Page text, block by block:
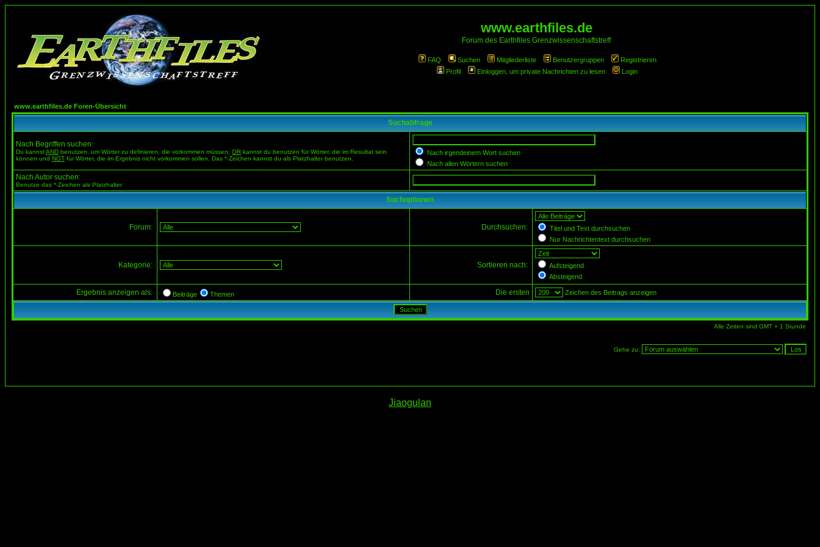
www.earthfiles.de
Forum des Earthfiles Grenzwissenschaftstreff
FAQ Suchen Mitgliederliste Benutzergruppen
Registrieren
Profil
Einloggen, um private Nachrichten zu lesen Login
www.earthfiles.de Foren-Übersicht
Suchabfrage
Nach Begriffen suchen:
Du kannstAND benutzen, um Wörter zu definieren, die vorkommen müssen; OR kannst du benutzen für Wörter, die im Resultat sein
können und NOT für Wörter, die im Ergebnis nicht vorkommen sollen. Das *-Zeichen kannst du als Platzhalter benutzen.
Nach irgendeinem Wort suchen
Nach allen Wörtern suchen
Nach Autor suchen:
Benutze das *-Zeichen als Platzhalter
Suchoptionen
Forum: Durchsuchen:
Titel und Text durchsuchen
Nur Nachrichtentext durchsuchen
Kategorie: Sortieren nach:
Aufsteigend
Absteigend
Ergebnis anzeigen als: Beiträge Themen Die ersten Zeichen des Beitrags anzeigen
Alle Zeiten sind GMT + 1 Stunde
Gehe zu:
Jiaogulan